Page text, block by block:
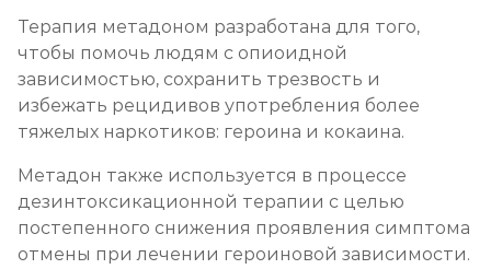
от 17 800 ₽ Записаться
Ресоциализация наркоманов
Терапия метадоном разработана для того,
чтобы помочь людям с опиоидной
зависимостью, сохранить трезвость и
избежать рецидивов употребления более
тяжелых наркотиков: героина и кокаина.
Метадон также используется в процессе
дезинтоксикационной терапии с целью
постепенного снижения проявления симптома
отмены при лечении героиновой зависимости.